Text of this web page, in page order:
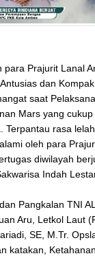
para Prajurit Lanal
dan
saat
Mars yang
Terpantau rasa
oleh para
diwilayah
Indah
Pangkalan TNI
Aru, Letkol Laut
SE, M.Tr.
katakan,